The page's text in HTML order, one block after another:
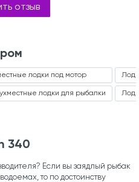
отзыв
лодки под мотор
лодки для рыбалки
340
Если вы заядлый рыбак
то по достоинству